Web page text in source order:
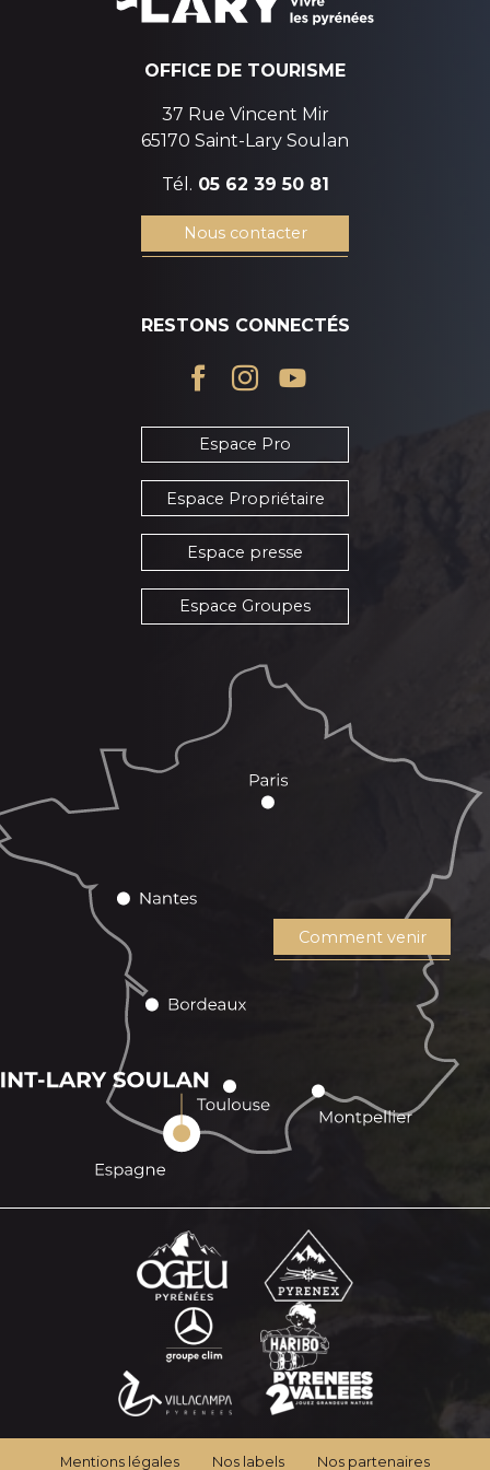
OFFICE DE TOURISME
37 Rue Vincent Mir
65170 Saint-Lary Soulan
Tél. 05 62 39 50 81
Nous contacter
RESTONS CONNECTÉS
Espace Pro
Espace Propriétaire
Espace presse
Espace Groupes
Comment venir
Mentions légales Nos labels Nos partenaires